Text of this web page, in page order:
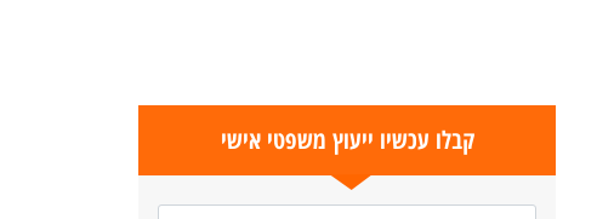
קבלו עכשיו ייעוץ משפטי אישי